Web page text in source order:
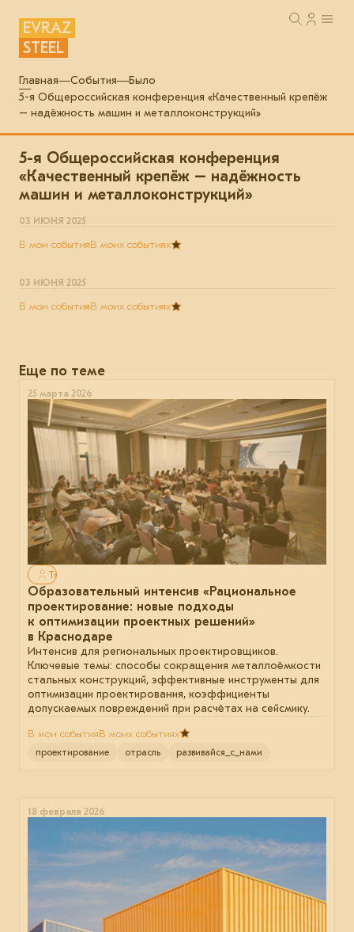
EVRAZ
STEEL
Главная События
Было
5-я Общероссийская конференция «Качественный крепёж
– надёжность машин и металлоконструкций»
5-я Общероссийская конференция
«Качественный крепёж – надёжность
машин и металлоконструкций»
03 ИЮНЯ 2025
В мои событияВ моих событиях
03 ИЮНЯ 2025
В мои событияВ моих событиях
Еще по теме
25 марта 2026
Только для авторизованных
Образовательный интенсив «Рациональное
проектирование: новые подходы
к оптимизации проектных решений»
в Краснодаре
Интенсив для региональных проектировщиков.
Ключевые темы: способы сокращения металлоёмкости
стальных конструкций, эффективные инструменты для
оптимизации проектирования, коэффициенты
допускаемых повреждений при расчётах на сейсмику.
В мои событияВ моих событиях
проектирование отрасль развивайся_с_нами
18 февраля 2026